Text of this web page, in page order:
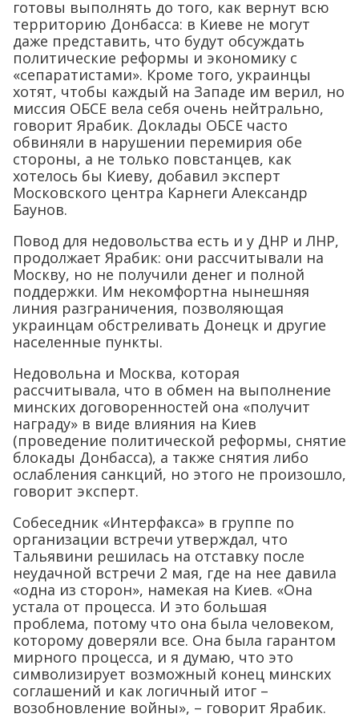
готовы выполнять до того, как вернут всю
территорию Донбасса: в Киеве не могут
даже представить, что будут обсуждать
политические реформы и экономику с
«сепаратистами». Кроме того, украинцы
хотят, чтобы каждый на Западе им верил, но
миссия ОБСЕ вела себя очень нейтрально,
говорит Ярабик. Доклады ОБСЕ часто
обвиняли в нарушении перемирия обе
стороны, а не только повстанцев, как
хотелось бы Киеву, добавил эксперт
Московского центра Карнеги Александр
Баунов.
Повод для недовольства есть и у ДНР и ЛНР,
продолжает Ярабик: они рассчитывали на
Москву, но не получили денег и полной
поддержки. Им некомфортна нынешняя
линия разграничения, позволяющая
украинцам обстреливать Донецк и другие
населенные пункты.
Недовольна и Москва, которая
рассчитывала, что в обмен на выполнение
минских договоренностей она «получит
награду» в виде влияния на Киев
(проведение политической реформы, снятие
блокады Донбасса), а также снятия либо
ослабления санкций, но этого не произошло,
говорит эксперт.
Собеседник «Интерфакса» в группе по
организации встречи утверждал, что
Тальявини решилась на отставку после
неудачной встречи 2 мая, где на нее давила
«одна из сторон», намекая на Киев. «Она
устала от процесса. И это большая
проблема, потому что она была человеком,
которому доверяли все. Она была гарантом
мирного процесса, и я думаю, что это
символизирует возможный конец минских
соглашений и как логичный итог –
возобновление войны», – говорит Ярабик.